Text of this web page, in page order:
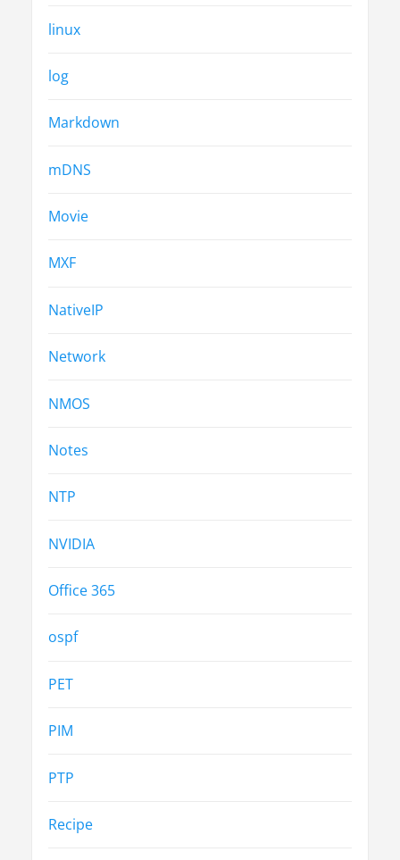
linux
log
Markdown
mDNS
Movie
MXF
NativeIP
Network
NMOS
Notes
NTP
NVIDIA
Office 365
ospf
PET
PIM
PTP
Recipe